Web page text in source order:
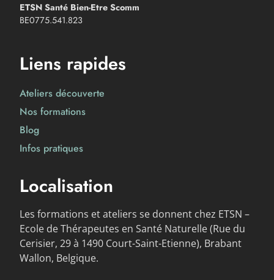
ETSN Santé Bien-Etre Scomm
BE0775.541.823
Liens rapides
Ateliers découverte
Nos formations
Blog
Infos pratiques
Localisation
Les formations et ateliers se donnent chez ETSN –
Ecole de Thérapeutes en Santé Naturelle (Rue du
Cerisier, 29 à 1490 Court-Saint-Etienne), Brabant
Wallon, Belgique.